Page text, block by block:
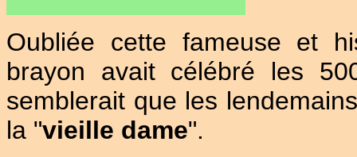
Oubliée cette fameuse et
brayon avait célébré les
semblerait que les
la "vieille dame".